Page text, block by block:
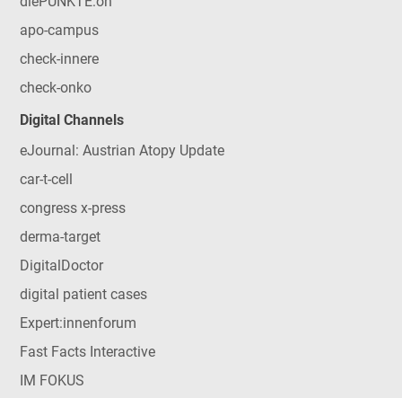
apo-campus
check-innere
check-onko
Digital Channels
eJournal: Austrian Atopy Update
car-t-cell
congress x-press
derma-target
DigitalDoctor
digital patient cases
Expert:innenforum
Fast Facts Interactive
IM FOKUS